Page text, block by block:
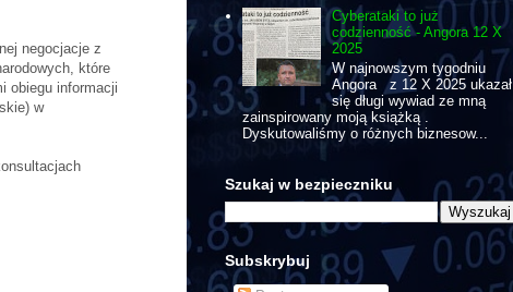
negocjacje z
które
obiegu informacji
w
Cyberataki to już
codzienność - Angora 12 X
2025
W najnowszym tygodniu
Angora z 12 X 2025 ukazał
się długi wywiad ze mną
zainspirowany moją książką .
Dyskutowaliśmy o różnych biznesow...
Szukaj w bezpieczniku
Subskrybuj